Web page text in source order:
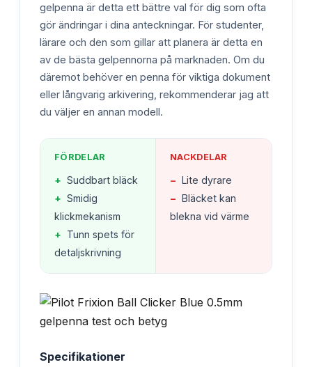
gelpenna är detta ett bättre val för dig som ofta
gör ändringar i dina anteckningar. För studenter,
lärare och den som gillar att planera är detta en
av de bästa gelpennorna på marknaden. Om du
däremot behöver en penna för viktiga dokument
eller långvarig arkivering, rekommenderar jag att
du väljer en annan modell.
FÖRDELAR
+ Suddbart bläck
+ Smidig
klickmekanism
+ Tunn spets för
detaljskrivning
NACKDELAR
− Lite dyrare
− Bläcket kan
blekna vid värme
Specifikationer